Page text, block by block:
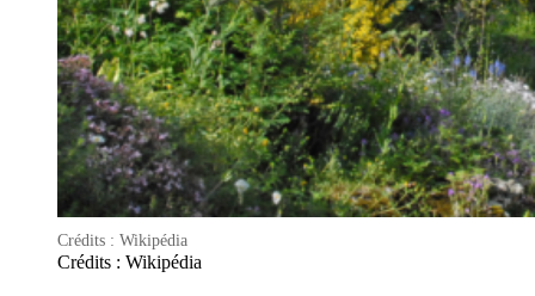
Crédits : Wikipédia
Crédits : Wikipédia